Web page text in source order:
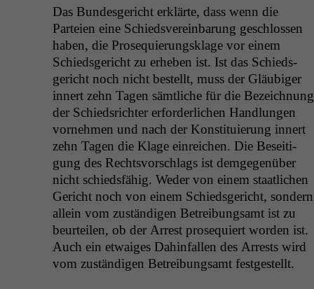
Das Bun­des­gericht erk­lärte, dass wenn die
Parteien eine Schiedsvere­in­barung geschlossen
haben, die Pros­e­quierungsklage vor einem
Schieds­gericht zu erheben ist. Ist das Schieds­
gericht noch nicht bestellt, muss der Gläu­biger
innert zehn Tagen sämtliche für die Beze­ich­nung
der Schied­srichter erforder­lichen Hand­lun­gen
vornehmen und nach der Kon­sti­tu­ierung innert
zehn Tagen die Klage ein­re­ichen. Die Besei­t­i­
gung des Rechtsvorschlags ist demge­genüber
nicht schieds­fähig. Wed­er von einem staatlichen
Gericht noch von einem Schieds­gericht, son­dern
allein vom zuständi­gen Betrei­bungsamt ist zu
beurteilen, ob der Arrest pros­e­quiert wor­den ist.
Auch ein etwaiges Dahin­fall­en des Arrests wird
vom zuständi­gen Betrei­bungsamt festgestellt.